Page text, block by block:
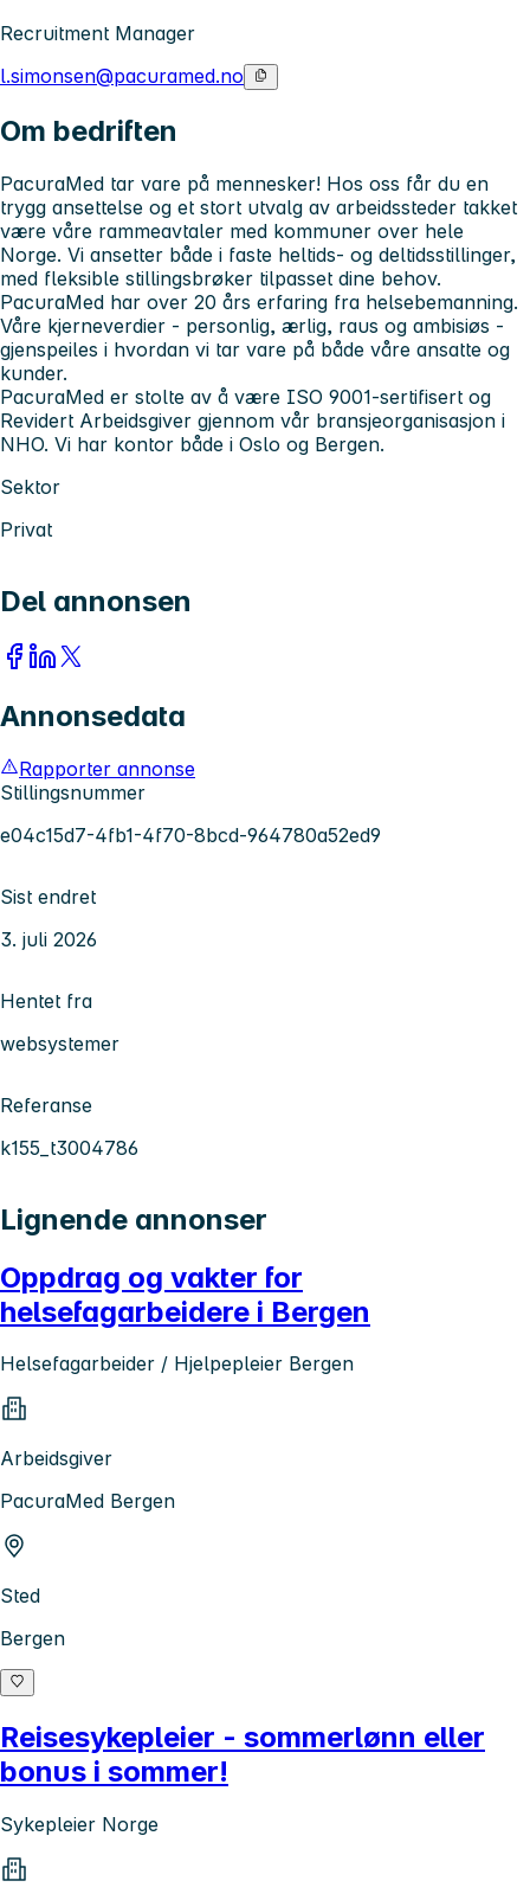
Recruitment Manager
l.simonsen@pacuramed.no
Om bedriften
PacuraMed tar vare på mennesker! Hos oss får du en
trygg ansettelse og et stort utvalg av arbeidssteder takket
være våre rammeavtaler med kommuner over hele
Norge. Vi ansetter både i faste heltids- og deltidsstillinger,
med fleksible stillingsbrøker tilpasset dine behov.
PacuraMed har over 20 års erfaring fra helsebemanning.
Våre kjerneverdier - personlig, ærlig, raus og ambisiøs -
gjenspeiles i hvordan vi tar vare på både våre ansatte og
kunder.
PacuraMed er stolte av å være ISO 9001-sertifisert og
Revidert Arbeidsgiver gjennom vår bransjeorganisasjon i
NHO. Vi har kontor både i Oslo og Bergen.
Sektor
Privat
Del annonsen
Annonsedata
Rapporter annonse
Stillingsnummer
e04c15d7-4fb1-4f70-8bcd-964780a52ed9
Sist endret
3. juli 2026
Hentet fra
websystemer
Referanse
k155_t3004786
Lignende annonser
Oppdrag og vakter for
helsefagarbeidere i Bergen
Helsefagarbeider / Hjelpepleier Bergen
Arbeidsgiver
PacuraMed Bergen
Sted
Bergen
Reisesykepleier - sommerlønn eller
bonus i sommer!
Sykepleier Norge